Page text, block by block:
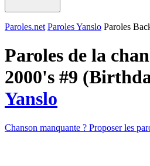
Paroles.net Paroles Yanslo Paroles
Paroles de la
2000's #9
Yanslo
Chanson manquante ? Proposer les